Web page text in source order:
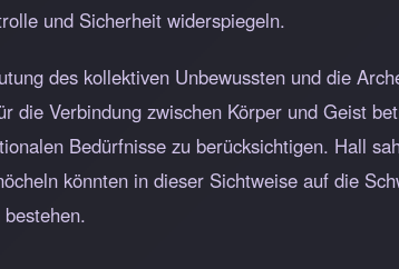
und Sicherheit widerspiegeln.
des kollektiven Unbewussten und die
die Verbindung zwischen Körper und Geist
Bedürfnisse zu berücksichtigen. Hall
könnten in dieser Sichtweise auf die